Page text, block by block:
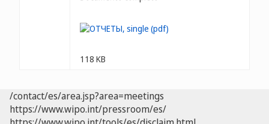
118 KB
/contact/es/area.jsp?area=meetings
https://www.wipo.int/pressroom/es/